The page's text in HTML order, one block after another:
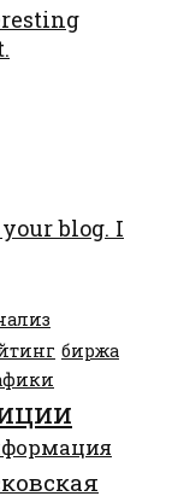
blog. I
биржа